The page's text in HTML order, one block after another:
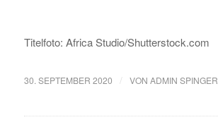
Titelfoto: Africa Studio/Shutterstock.com
30. SEPTEMBER 2020 / VON ADMIN SPINGER